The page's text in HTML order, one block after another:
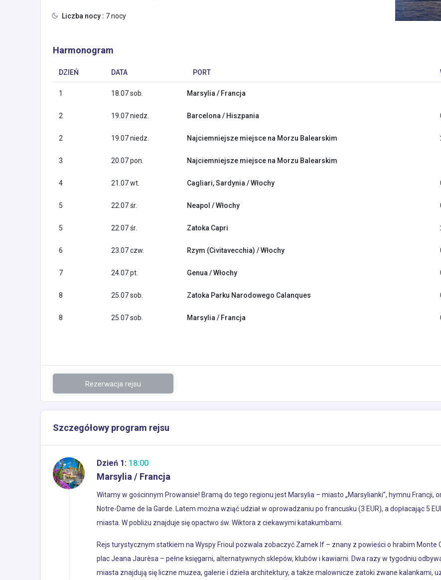
Liczba nocy : 7 nocy
Harmonogram
DZIEŃ DATA PORT
1 18.07 sob. Marsylia / Francja
2 19.07 niedz. Barcelona / Hiszpania
2 19.07 niedz. Najciemniejsze miejsce na Morzu Balearskim
3 20.07 pon. Najciemniejsze miejsce na Morzu Balearskim
4 21.07 wt. Cagliari, Sardynia / Włochy
5 22.07 śr. Neapol / Włochy
5 22.07 śr. Zatoka Capri
6 23.07 czw. Rzym (Civitavecchia) / Włochy
7 24.07 pt. Genua / Włochy
8 25.07 sob. Zatoka Parku Narodowego Calanques
8 25.07 sob. Marsylia / Francja
Rezerwacja rejsu
Szczegółowy program rejsu
Dzień 1: 18:00
Marsylia / Francja
Witamy w gościnnym Prowansie! Bramą do tego regionu jest Marsylia – miasto „Marsylianki”, hymnu Francji,
Notre-Dame de la Garde. Latem można wziąć udział w oprowadzaniu po francusku (3 EUR), a dopłacając 5
miasta. W pobliżu znajduje się opactwo św. Wiktora z ciekawymi katakumbami.
Rejs turystycznym statkiem na Wyspy Frioul pozwala zobaczyć Zamek If – znany z powieści o hrabim Monte
plac Jeana Jaurèsa – pełne księgarni, alternatywnych sklepów, klubów i kawiarni. Dwa razy w tygodniu
miasta znajdują się liczne muzea, galerie i dzieła architektury, a także malownicze zatoki zwane kalankami,